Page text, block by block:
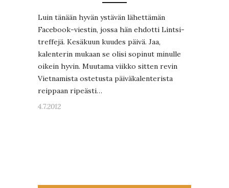
Luin tänään hyvän ystävän lähettämän
Facebook-viestin, jossa hän ehdotti Lintsi-
treffejä. Kesäkuun kuudes päivä. Jaa,
kalenterin mukaan se olisi sopinut minulle
oikein hyvin. Muutama viikko sitten revin
Vietnamista ostetusta päiväkalenterista
reippaan ripeästi…
4.7.2012